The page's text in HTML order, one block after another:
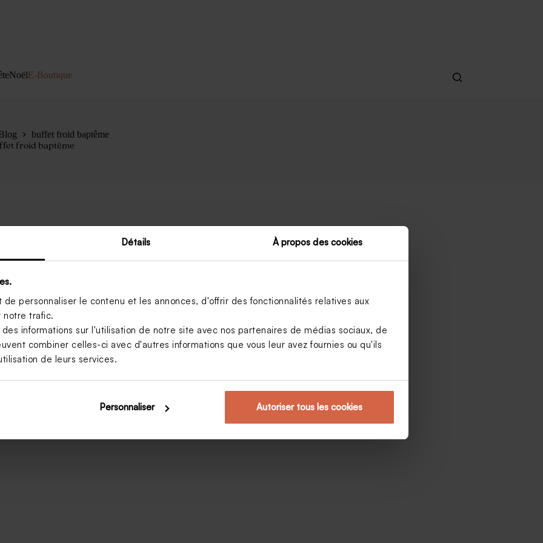
Détails À propos des cookies
personnaliser le contenu et les annonces, d'offrir des fonctionnalités relatives aux
notre trafic.
informations sur l'utilisation de notre site avec nos partenaires de médias sociaux, de
combiner celles-ci avec d'autres informations que vous leur avez fournies ou qu'ils
de leurs services.
Personnaliser Autoriser tous les cookies
NoëlE-Boutique
buffet froid baptême
froid baptême